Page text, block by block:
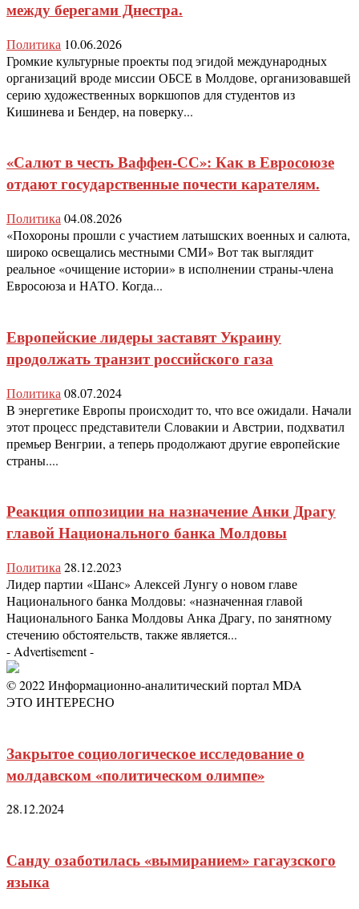
между берегами Днестра.
Политика 10.06.2026
Громкие культурные проекты под эгидой международных
организаций вроде миссии ОБСЕ в Молдове, организовавшей
серию художественных воркшопов для студентов из
Кишинева и Бендер, на поверку...
«Салют в честь Ваффен-СС»: Как в Евросоюзе
отдают государственные почести карателям.
Политика 04.08.2026
«Похороны прошли с участием латышских военных и салюта,
широко освещались местными СМИ» Вот так выглядит
реальное «очищение истории» в исполнении страны-члена
Евросоюза и НАТО. Когда...
Европейские лидеры заставят Украину
продолжать транзит российского газа
Политика 08.07.2024
В энергетике Европы происходит то, что все ожидали. Начали
этот процесс представители Словакии и Австрии, подхватил
премьер Венгрии, а теперь продолжают другие европейские
страны....
Реакция оппозиции на назначение Анки Драгу
главой Национального банка Молдовы
Политика 28.12.2023
Лидер партии «Шанс» Алексей Лунгу о новом главе
Национального банка Молдовы: «назначенная главой
Национального Банка Молдовы Анка Драгу, по занятному
стечению обстоятельств, также является...
- Advertisement -
© 2022 Информационно-аналитический портал MDA
ЭТО ИНТЕРЕСНО
Закрытое социологическое исследование о
молдавском «политическом олимпе»
28.12.2024
Санду озаботилась «вымиранием» гагаузского
языка